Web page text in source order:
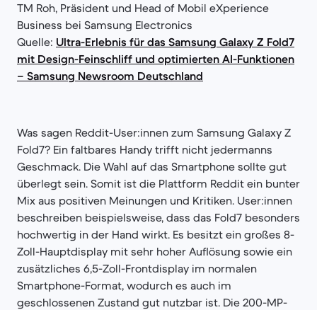
TM Roh, Präsident und Head of Mobil eXperience
Business bei Samsung Electronics
Quelle: Ultra-Erlebnis für das Samsung Galaxy Z Fold7
mit Design-Feinschliff und optimierten AI-Funktionen
– Samsung Newsroom Deutschland
Was sagen Reddit-User:innen zum Samsung Galaxy Z
Fold7? Ein faltbares Handy trifft nicht jedermanns
Geschmack. Die Wahl auf das Smartphone sollte gut
überlegt sein. Somit ist die Plattform Reddit ein bunter
Mix aus positiven Meinungen und Kritiken. User:innen
beschreiben beispielsweise, dass das Fold7 besonders
hochwertig in der Hand wirkt. Es besitzt ein großes 8-
Zoll-Hauptdisplay mit sehr hoher Auflösung sowie ein
zusätzliches 6,5-Zoll-Frontdisplay im normalen
Smartphone-Format, wodurch es auch im
geschlossenen Zustand gut nutzbar ist. Die 200-MP-